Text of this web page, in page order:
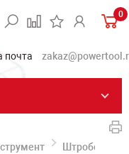
0
Штроборезы